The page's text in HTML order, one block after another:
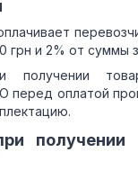
грн и 2% от суммы
получении
перед оплатой
получении